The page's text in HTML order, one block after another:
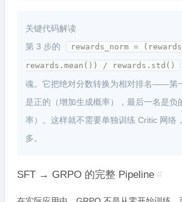
关键代码解读
第 3 步的
rewards_norm =
rewards.mean()) / rewards.std()
魂。它把绝对分数转换为相对排名——第
是正的（增加生成概率），最后一名是负
率）。这样就不需要单独训练 Critic 网络
多。
SFT → GRPO 的完整 Pipeline #